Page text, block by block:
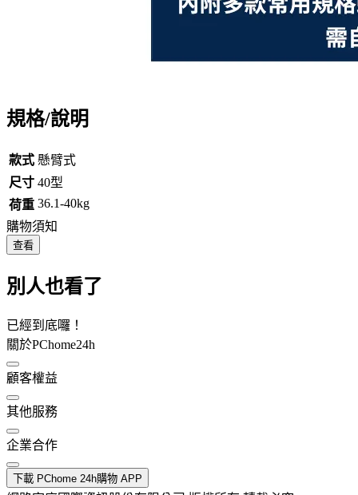
規格/說明
款式 懸臂式
尺寸 40型
荷重 36.1-40kg
購物須知
查看
別人也看了
已經到底囉！
關於PChome24h
顧客權益
其他服務
企業合作
下載 PChome 24h購物 APP